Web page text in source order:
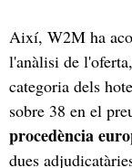
Així, W2M ha
l'anàlisi de
categoria dels
sobre 38 en el
procedència
dues